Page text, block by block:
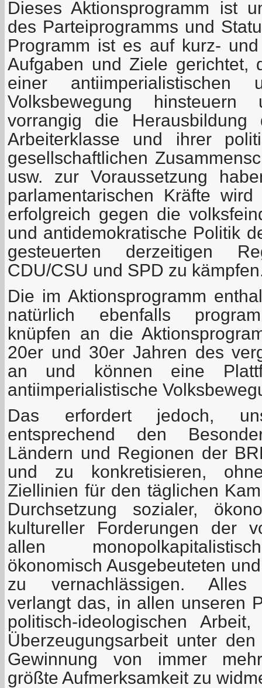
Dieses Aktionsprogramm ist
des Parteiprogramms und
Programm ist es auf kurz-
Aufgaben und Ziele gerichtet,
einer antiimperialistischen
Volksbewegung
vorrangig die Herausbildung
Arbeiterklasse und ihrer
gesellschaftlichen
usw. zur Voraussetzung
parlamentarischen Kräfte
erfolgreich gegen die
und antidemokratische Politik
gesteuerten derzeitigen
CDU/CSU und SPD zu
Die im Aktionsprogramm
natürlich ebenfalls
knüpfen an die
20er und 30er Jahren des
an und können eine
antiimperialistische
Das erfordert jedoch,
entsprechend den
Ländern und Regionen der
und zu konkretisieren,
Ziellinien für den täglichen
Durchsetzung sozialer,
kultureller Forderungen der
allen
ökonomisch Ausgebeuteten
zu vernachlässigen. Alles
verlangt das, in allen unseren
politisch-ideologischen
Überzeugungsarbeit unter
Gewinnung von immer
größte Aufmerksamkeit zu